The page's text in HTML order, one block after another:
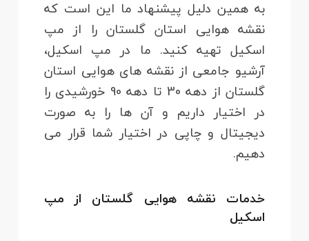
به همین دلیل پیشنهاد ما این است که
نقشه هوایی استان گلستان را از مپ
اسکیل تهیه کنید. ما در مپ اسکیل،
آرشیو جامعی از نقشه های هوایی استان
گلستان از دهه 30 تا دهه 90 خورشیدی را
در اختیار داریم و آن ها را به صورت
دیجیتال و چاپی در اختیار شما قرار می
دهیم.
خدمات نقشه هوایی گلستان از مپ
اسکیل